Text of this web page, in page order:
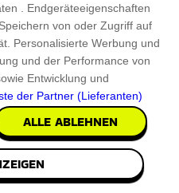
Ihren schönsten
. Endgeräteeigenschaften
von oder Zugriff auf
Personalisierte Werbung und
und der Performance von
Entwicklung und
der Partner (Lieferanten)
ALLE ABLEHNEN